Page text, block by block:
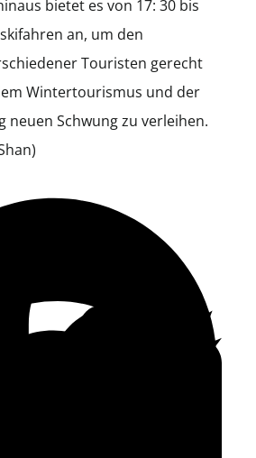
bietet es von 17: 30 bis
an, um den
Touristen gerecht
Wintertourismus und der
neuen Schwung zu verleihen.